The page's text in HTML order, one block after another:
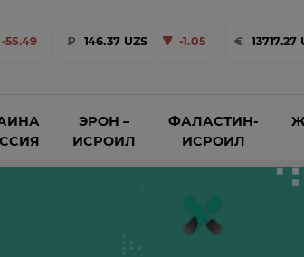
-55.49 ₽ 146.37 UZS -1.05 € 13717.27
ЭРОН –
ИСРОИЛ
ФАЛАСТИН-
ИСРОИЛ